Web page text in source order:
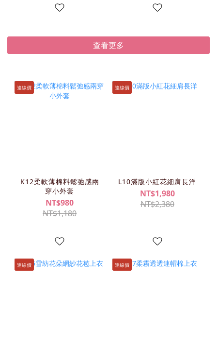
查看更多
連線價
K12柔軟薄棉料鬆弛感兩
穿小外套
NT$980
NT$1,180
連線價
L10滿版小紅花細肩長洋
NT$1,980
NT$2,380
連線價 連線價